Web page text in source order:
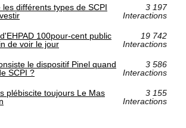
différents types de SCPI
3 197
Interactions
100pour-cent public
de voir le jour
19 742
Interactions
le dispositif Pinel quand
SCPI ?
3 586
Interactions
plébiscite toujours Le Mas
3 155
Interactions